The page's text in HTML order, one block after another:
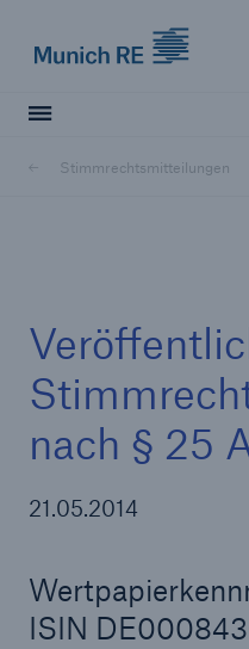
Stimmrechtsmitteilungen
nach § 25
21.05.2014
ISIN